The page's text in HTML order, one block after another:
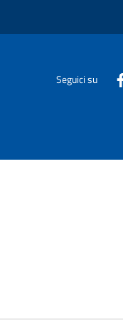
Seguici su